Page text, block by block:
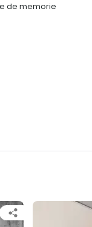
de memorie